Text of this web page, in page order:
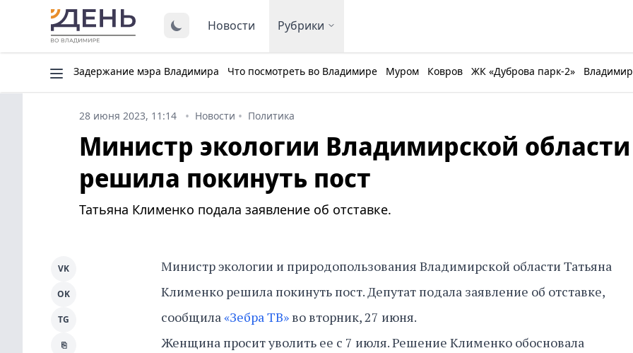
Новости Рубрики
Задержание мэра Владимира Что посмотреть во Владимире Муром Ковров ЖК «Дуброва парк-2»
28 июня 2023, 11:14 Новости Политика
Министр экологии Владимирской области
решила покинуть пост
Татьяна Клименко подала заявление об отставке.
Министр экологии и природопользования Владимирской области Татьяна
Клименко решила покинуть пост. Депутат подала заявление об отставке,
сообщила«Зебра ТВ» во вторник, 27 июня.
Женщина просит уволить ее с 7 июля. Решение Клименко обосновала
VK
OK
TG
⎘